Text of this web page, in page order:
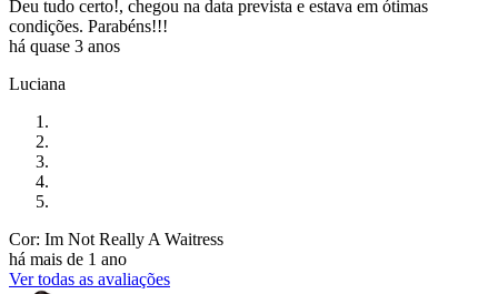
Deu tudo certo!, chegou na data prevista e estava em ótimas
condições. Parabéns!!!
há quase 3 anos
Luciana
Cor: Im Not Really A Waitress
há mais de 1 ano
Ver todas as avaliações